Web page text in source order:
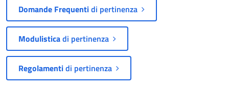
Domande Frequentidi pertinenza
Modulisticadi pertinenza
Regolamentidi pertinenza